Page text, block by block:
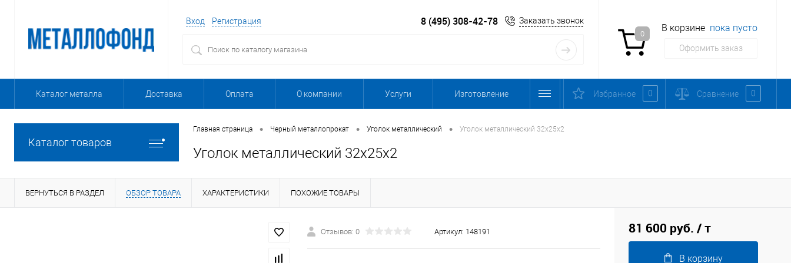
Вход Регистрация 8 (495) 308-42-78 Заказать звонок
0
В корзине пока пусто
Оформить заказ
Каталог металла Доставка Оплата О компании Услуги Изготовление Избранное 0 Сравнение 0
Каталог товаров
Главная страница • Черный металлопрокат • Уголок металлический • Уголок металлический 32х25х2
Уголок металлический 32х25х2
ВЕРНУТЬСЯ В РАЗДЕЛ ОБЗОР ТОВАРА ХАРАКТЕРИСТИКИ ПОХОЖИЕ ТОВАРЫ
Отзывов: 0 Артикул: 148191 81 600 руб. / т
В корзину